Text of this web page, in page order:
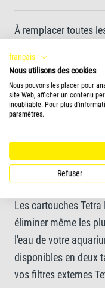
À remplacer toutes
Disponible en deux
Informations
Les cartouches
éliminer même les
l'eau de votre
disponibles en deux
vos filtres externes
français
Nous utilisons des cookies
Nous pouvons les placer pour
site Web, afficher un contenu
inoubliable. Pour plus
paramètres.
Refuser